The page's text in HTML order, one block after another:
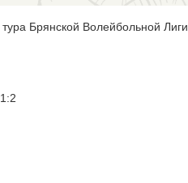
Брянской Волейбольной Лиги